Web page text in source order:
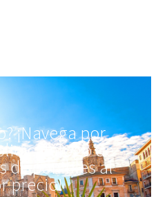
¡Navega por
catálogo de
disponibles al
precio!